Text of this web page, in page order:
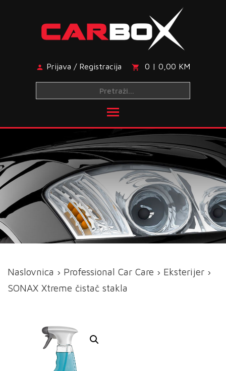
Prijava / Registracija 0 | 0,00 KM
Naslovnica › Professional Car Care › Eksterijer ›
SONAX Xtreme čistač stakla